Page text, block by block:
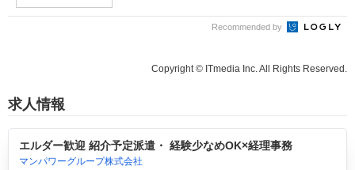
Recommended by
Copyright © ITmedia Inc. All Rights Reserved.
求人情報
エルダー歓迎 紹介予定派遣・ 経験少なめOK×経理事務
マンパワーグループ株式会社